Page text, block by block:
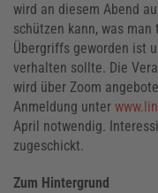
wird an diesem Abend
schützen kann, was
Übergriffs geworden ist
verhalten sollte. Die
wird über Zoom
Anmeldung unter
April notwendig.
zugeschickt.
Zum Hintergrund